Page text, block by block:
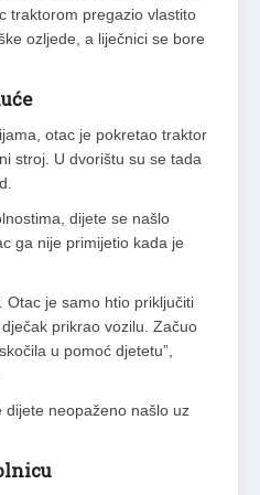
traktorom pregazio vlastito
ozljede, a liječnici se bore
otac je pokretao traktor
stroj. U dvorištu su se tada
dijete se našlo
ga nije primijetio kada je
Otac je samo htio priključiti
prikrao vozilu. Začuo
u pomoć djetetu”,
neopaženo našlo uz